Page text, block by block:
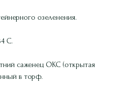
озеленения.
С.
саженец ОКС (открытая
в торф.